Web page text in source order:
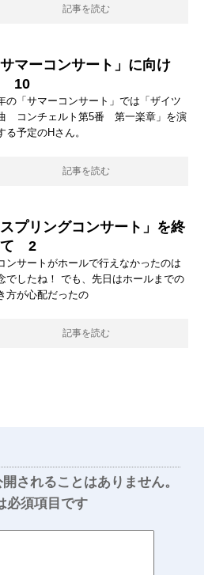
記事を読む
サマーコンサート」に向け
10
の「サマーコンサート」では「ザイツ
コンチェルト第5番 第一楽章」を演
る予定のHさん。
記事を読む
スプリングコンサート」を終
て 2
ンサートがホールで行えなかったのは
でしたね！ でも、先日はホールまでの
方が心配だったの
記事を読む
されることはありません。
必須項目です